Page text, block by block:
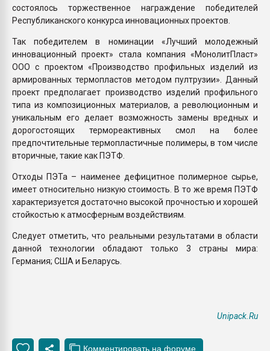
состоялось торжественное награждение победителей
Республиканского конкурса инновационных проектов.
Так победителем в номинации «Лучший молодежный
инновационный проект» стала компания «МонолитПласт»
ООО с проектом «Производство профильных изделий из
армированных термопластов методом пултрузии». Данный
проект предполагает производство изделий профильного
типа из композиционных материалов, а революционным и
уникальным его делает возможность замены вредных и
дорогостоящих термореактивных смол на более
предпочтительные термопластичные полимеры, в том числе
вторичные, такие как ПЭТФ.
Отходы ПЭТа – наименее дефицитное полимерное сырье,
имеет относительно низкую стоимость. В то же время ПЭТФ
характеризуется достаточно высокой прочностью и хорошей
стойкостью к атмосферным воздействиям.
Следует отметить, что реальными результатами в области
данной технологии обладают только 3 страны мира:
Германия; США и Беларусь.
Unipack.Ru